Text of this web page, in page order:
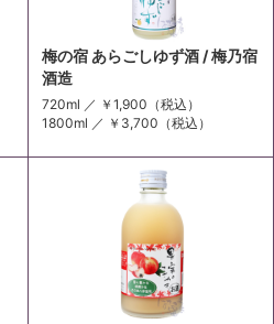
梅の宿 あらごしゆず酒 / 梅乃宿
酒造
720ml ／ ￥1,900 （税込）
1800ml ／ ￥3,700 （税込）